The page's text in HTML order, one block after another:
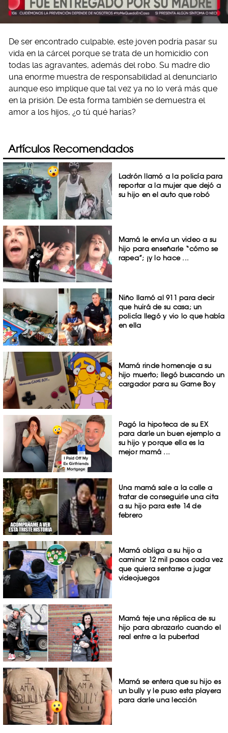
De ser encontrado culpable, este joven podría pasar su
vida en la cárcel porque se trata de un homicidio con
todas las agravantes, además del robo. Su madre dio
una enorme muestra de responsabilidad al denunciarlo
aunque eso implique que tal vez ya no lo verá más que
en la prisión. De esta forma también se demuestra el
amor a los hijos, ¿o tú qué harías?
Artículos Recomendados
Ladrón llamó a la policía para
reportar a la mujer que dejó a
su hijo en el auto que robó
Mamá le envía un video a su
hijo para enseñarle “cómo se
rapea”; ¡y lo hace ...
Niño llamó al 911 para decir
que huirá de su casa; un
policía llegó y vio lo que había
en ella
Mamá rinde homenaje a su
hijo muerto; llegó buscando un
cargador para su Game Boy
Pagó la hipoteca de su EX
para darle un buen ejemplo a
su hijo y porque ella es la
mejor mamá ...
Una mamá sale a la calle a
tratar de conseguirle una cita
a su hijo para este 14 de
febrero
Mamá obliga a su hijo a
caminar 12 mil pasos cada vez
que quiera sentarse a jugar
videojuegos
Mamá teje una réplica de su
hijo para abrazarlo cuando el
real entre a la pubertad
Mamá se entera que su hijo es
un bully y le puso esta playera
para darle una lección